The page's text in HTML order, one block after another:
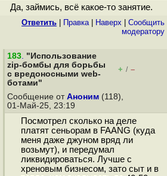
Да, займись, всё какое-то занятие.
Ответить Правка| Наверх
Cообщить
модератору
183. "Использование
zip-бомбы для борьбы
с вредоносными web-
ботами"
+ / –
Сообщение от Аноним (118),
01-Май-25, 23:19
Посмотрел сколько на деле
платят сеньорам в FAANG (куда
меня даже джуном вряд ли
возьмут), и передумал
ликвидироваться. Лучше с
хреновым бизнесом, зато сыт и в